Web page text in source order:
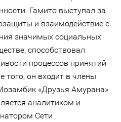
Гамито выступал за
и взаимодействие с
значимых социальных
способствовал
процессов принятий
он входит в члены
«Друзья Амурана»
аналитиком и
Сети